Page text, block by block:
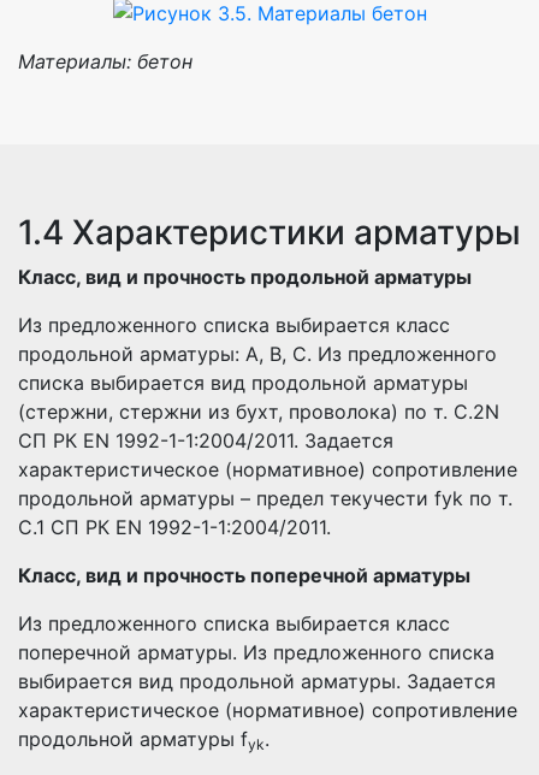
Материалы: бетон
1.4 Характеристики арматуры
Класс, вид и прочность продольной арматуры
Из предложенного списка выбирается класс
продольной арматуры: A, B, C. Из предложенного
списка выбирается вид продольной арматуры
(стержни, стержни из бухт, проволока) по т. С.2N
СП РК EN 1992-1-1:2004/2011. Задается
характеристическое (нормативное) сопротивление
продольной арматуры – предел текучести fyk по т.
С.1 СП РК EN 1992-1-1:2004/2011.
Класс, вид и прочность поперечной арматуры
Из предложенного списка выбирается класс
поперечной арматуры. Из предложенного списка
выбирается вид продольной арматуры. Задается
характеристическое (нормативное) сопротивление
продольной арматуры fyk.